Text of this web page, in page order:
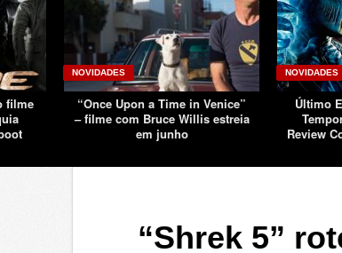
filme
NOVIDADES
“Once Upon a Time in Venice”
– filme com Bruce Willis estreia
em junho
NOVIDADES
Último
Review
“Shrek 5”